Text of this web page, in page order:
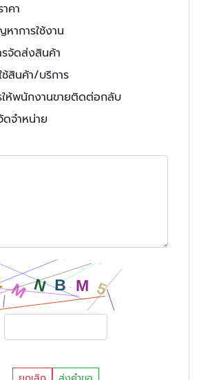
คา
าการใช้งาน
จัดส่งสินค้า
สินค้า/บริการ
ห้พนักงานขายติดต่อกลับ
จำหน่าย